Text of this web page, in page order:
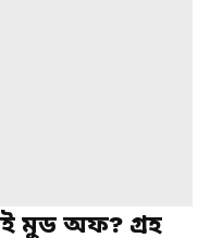
মুড অফ? গ্রহ